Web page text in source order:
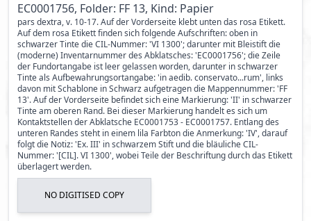
EC0001756, Folder: FF 13, Kind: Papier
pars dextra, v. 10-17. Auf der Vorderseite klebt unten das rosa Etikett.
Auf dem rosa Etikett finden sich folgende Aufschriften: oben in
schwarzer Tinte die CIL-Nummer: 'VI 1300'; darunter mit Bleistift die
(moderne) Inventarnummer des Abklatsches: 'EC0001756'; die Zeile
der Fundortangabe ist leer gelassen worden, darunter in schwarzer
Tinte als Aufbewahrungsortangabe: 'in aedib. conservato...rum', links
davon mit Schablone in Schwarz aufgetragen die Mappennummer: 'FF
13'. Auf der Vorderseite befindet sich eine Markierung: 'II' in schwarzer
Tinte am oberen Rand. Bei dieser Markierung handelt es sich um
Kontaktstellen der Abklatsche EC0001753 - EC0001757. Entlang des
unteren Randes steht in einem lila Farbton die Anmerkung: 'IV', darauf
folgt die Notiz: 'Ex. III' in schwarzem Stift und die bläuliche CIL-
Nummer: '[CIL]. VI 1300', wobei Teile der Beschriftung durch das Etikett
überlagert werden.
NO DIGITISED COPY